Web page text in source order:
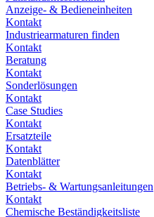
Anzeige- & Bedieneinheiten
Kontakt
Industriearmaturen finden
Kontakt
Beratung
Kontakt
Sonderlösungen
Kontakt
Case Studies
Kontakt
Ersatzteile
Kontakt
Datenblätter
Kontakt
Betriebs- & Wartungsanleitungen
Kontakt
Chemische Beständigkeitsliste